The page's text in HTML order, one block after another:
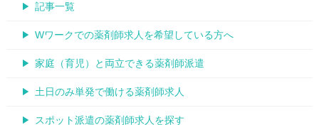
記事一覧
Wワークでの薬剤師求人を希望している方へ
家庭（育児）と両立できる薬剤師派遣
土日のみ単発で働ける薬剤師求人
スポット派遣の薬剤師求人を探す